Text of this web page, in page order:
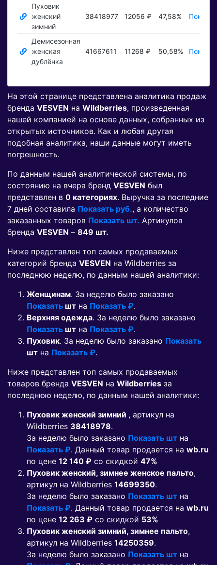
Пуховик
женский
зимний
38418977 12056 ₽ 47,58%
Демисезонная
женская
дублёнка
41667611 11268 ₽ 50,58%
На этой странице представлена аналитика продаж
бренда VESVEN на Wildberries, произведенная
нашей компанией на основе данных, собранных из
открытых источников. Как и любая другая
подобная аналитика, наши данные могут иметь
погрешность.
По данным нашей аналитической системы, по
состоянию на вчера бренд VESVEN был
представлен в 0 категориях. Выручка за последние
7 дней составила Показать руб., а количество
заказанных товаров Показать шт. Артикулов
бренда VESVEN – 849 шт.
Ниже представлен топ самых продаваемых
категорий бренда VESVEN на Wildberries за
последнюю неделю, по данным нашей аналитики:
Женщинам. За неделю было заказано
Показать шт на Показать ₽.
Верхняя одежда. За неделю было заказано
Показать шт на Показать ₽.
Пуховик. За неделю было заказано Показать
шт на Показать ₽.
Ниже представлен топ самых продаваемых
товаров бренда VESVEN на Wildberries за
последнюю неделю, по данным нашей аналитики:
Пуховик женский зимний , артикул на
Wildberries 38418978.
За неделю было заказано Показать шт на
Показать ₽. Данный товар продается на wb.ru
по цене 12 140 ₽ co скидкой 47%
Пуховик женский, зимнее женское пальто,
артикул на Wildberries 14699350.
За неделю было заказано Показать шт на
Показать ₽. Данный товар продается на wb.ru
по цене 12 263 ₽ co скидкой 53%
Пуховик женский зимний, зимнее пальто,
артикул на Wildberries 14250359.
За неделю было заказано Показать шт на